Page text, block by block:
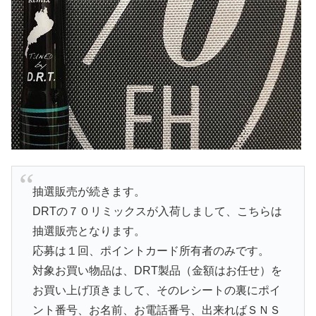
抽選販売が続きます。
DRTの７０リミックスが入荷しまして、こちらは
抽選販売となります。
応募は１回、ポイントカード所有者のみです。
対象お買い物品は、DRT製品（金額はお任せ）を
お買い上げ頂きまして、そのレシートの裏にポイ
ント番号、お名前、お電話番号、出来ればＳＮＳ